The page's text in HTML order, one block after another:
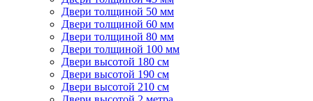
Двери толщиной 50 мм
Двери толщиной 60 мм
Двери толщиной 80 мм
Двери толщиной 100 мм
Двери высотой 180 см
Двери высотой 190 см
Двери высотой 210 см